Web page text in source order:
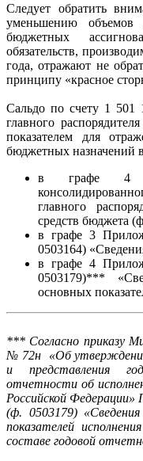
Следует обратить
уменьшению объемов
бюджетных
обязательств,
года, отражают не
принципу «красное
Сальдо по счету 1 501
главного
показателем для
бюджетных назначений
в графе 4
главного
средств бюджета
в графе 3
0503164)
в графе 4
0503179)***
основных
*** Согласно приказу
№ 72н «Об
и представления
отчетности об
Российской Федерации»
(ф. 0503179)
показателей
составе годовой